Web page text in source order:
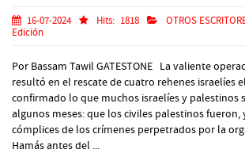
16-07-2024 Hits: 1818 OTROS
Edición
Por Bassam Tawil GATESTONE La valiente
resultó en el rescate de cuatro rehenes israelíes
confirmado lo que muchos israelíes y palestinos
algunos meses: que los civiles palestinos fueron,
cómplices de los crímenes perpetrados por la
Hamás antes del ...